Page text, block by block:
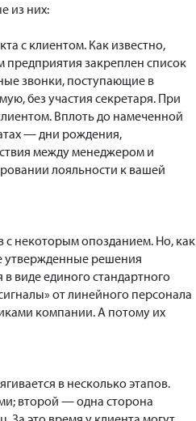
из них:
с клиентом. Как известно,
предприятия закреплен список
звонки, поступающие в
без участия секретаря. При
Вплоть до намеченной
— дни рождения,
между менеджером и
лояльности к вашей
некоторым опозданием. Но, как
утвержденные решения
виде единого стандартного
от линейного персонала
компании. А потому их
в несколько этапов.
второй — одна сторона